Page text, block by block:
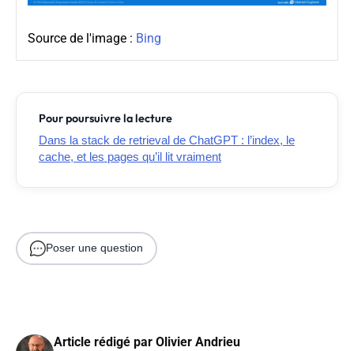
Source de l'image : Bing
Pour poursuivre la lecture
Dans la stack de retrieval de ChatGPT : l’index, le
cache, et les pages qu’il lit vraiment
Poser une question
Article rédigé par Olivier Andrieu